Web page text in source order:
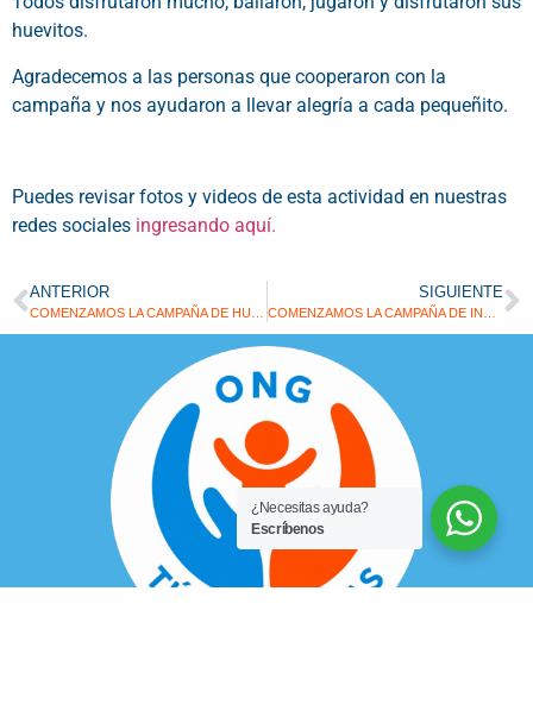
huevitos.
Agradecemos a las personas que cooperaron con la
campaña y nos ayudaron a llevar alegría a cada pequeñito.
Puedes revisar fotos y videos de esta actividad en nuestras
redes sociales ingresando aquí.
ANTERIOR SIGUIENTE
¿Necesitas ayuda?
Escríbenos